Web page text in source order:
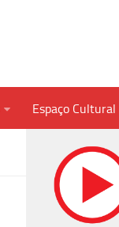
Espaço Cultural